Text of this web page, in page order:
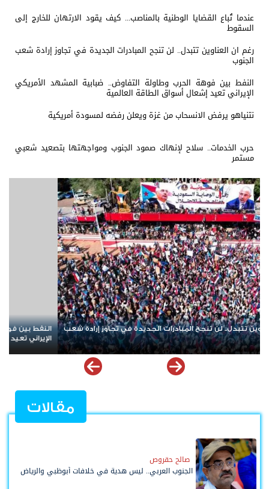
عندما تُباع القضايا الوطنية بالمناصب... كيف يقود الارتهان للخارج إلى
السقوط
رغم ان العناوين تتبدل.. لن تنجح المبادرات الجديدة في تجاوز إرادة شعب
الجنوب
النفط بين فوهة الحرب وطاولة التفاوض.. ضبابية المشهد الأمريكي
الإيراني تعيد إشعال أسواق الطاقة العالمية
نتنياهو يرفض الانسحاب من غزة ويعلن رفضه لمسودة أمريكية
حرب الخدمات.. سلاح لإنهاك صمود الجنوب ومواجهتها بتصعيد شعبي
مستمر
بين فوهة الحرب وطاولة التفاوض.. ضبابية المشهد الأمريكي
تعيد إشعال أسواق الطاقة العالمية
مقالات
صالح حقروص
الجنوب العربي.. ليس هدية في خلافات أبوظبي والرياض